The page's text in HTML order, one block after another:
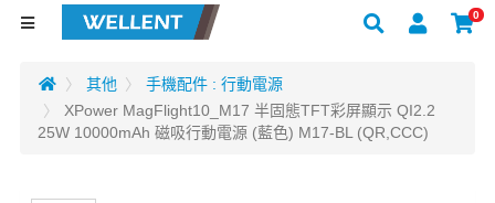
0
其他
手機配件 : 行動電源
XPower MagFlight10_M17 半固態TFT彩屏顯示 QI2.2
25W 10000mAh 磁吸行動電源 (藍色) M17-BL (QR,CCC)